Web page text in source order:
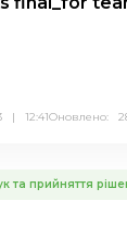
| 12:41Оновлено:
та прийняття